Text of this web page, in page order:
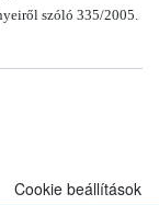
szóló 335/2005.
Cookie beállítások